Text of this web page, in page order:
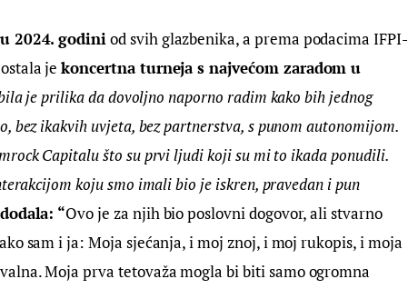
2024. godini od svih glazbenika, a prema podacima IFPI-
je koncertna turneja s najvećom zaradom u
je prilika da dovoljno naporno radim kako bih jednog
bez ikakvih uvjeta, bez partnerstva, s punom autonomijom.
Capitalu što su prvi ljudi koji su mi to ikada ponudili.
koju smo imali bio je iskren, pravedan i pun
“Ovo je za njih bio poslovni dogovor, ali stvarno
sam i ja: Moja sjećanja, i moj znoj, i moj rukopis, i moja
Moja prva tetovaža mogla bi biti samo ogromna